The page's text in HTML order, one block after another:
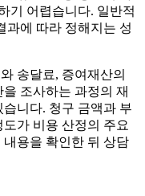
기 어렵습니다. 일반적
과에 따라 정해지는 성
송달료, 증여재산의
조사하는 과정의 재
니다. 청구 금액과 부
가 비용 산정의 주요
용을 확인한 뒤 상담